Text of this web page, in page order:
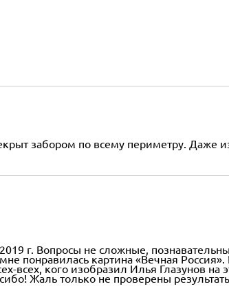
забором по всему периметру.
г. Вопросы не сложные,
понравилась картина «Вечная
всех, кого изобразил Илья Глазунов
Жаль только не проверены